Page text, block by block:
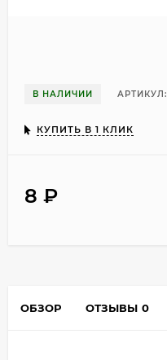
В НАЛИЧИИ АРТИКУЛ:
КУПИТЬ В 1 КЛИК
8 ₽
ОБЗОР ОТЗЫВЫ 0